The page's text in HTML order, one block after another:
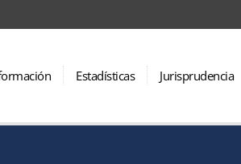
Estadísticas Jurisprudencia